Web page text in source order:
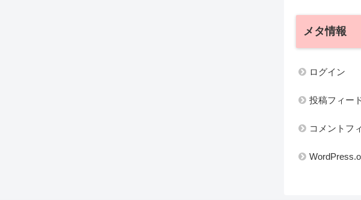
メタ情報
ログイン
投稿フィー
コメントフ